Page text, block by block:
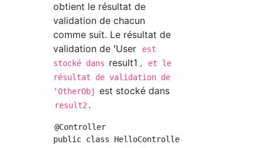
obtient le résultat de
validation de chacun
comme suit. Le résultat de
validation de ʻUser
est
stocké dans result1 , et le
résultat de validation de
ʻOtherObj est stocké dans
result2 .
@Controller
public class HelloController {